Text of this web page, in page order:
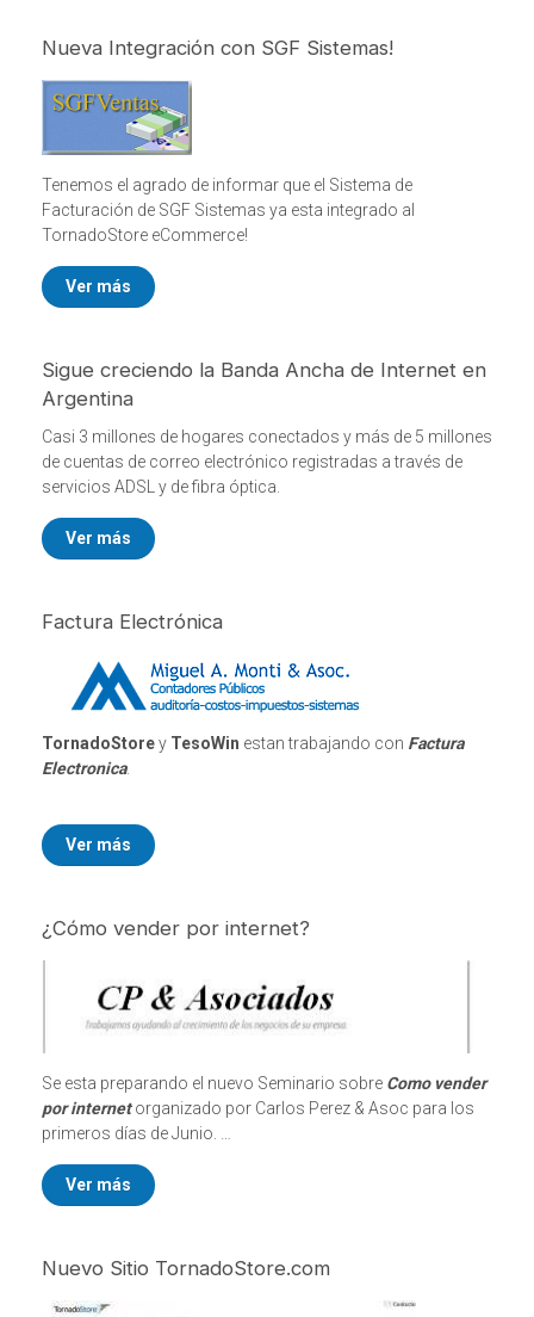
Nueva Integración con SGF Sistemas!
Tenemos el agrado de informar que el Sistema de
Facturación de SGF Sistemas ya esta integrado al
TornadoStore eCommerce!
Ver más
Sigue creciendo la Banda Ancha de Internet en
Argentina
Casi 3 millones de hogares conectados y más de 5 millones
de cuentas de correo electrónico registradas a través de
servicios ADSL y de fibra óptica.
Ver más
Factura Electrónica
TornadoStorey TesoWin estan trabajando con Factura
Electronica.
Ver más
¿Cómo vender por internet?
Se esta preparando el nuevo Seminario sobre Como vender
por internetorganizado por Carlos Perez & Asoc para los
primeros días de Junio.
Ver más
Nuevo Sitio TornadoStore.com